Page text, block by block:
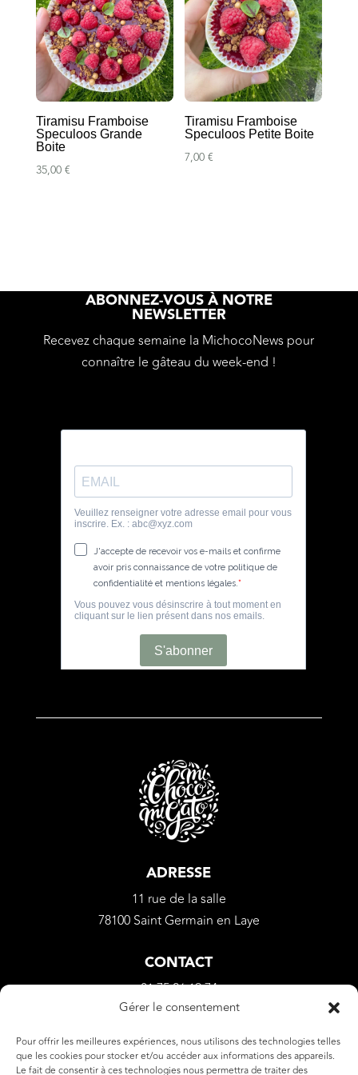
Gérer le consentement
Pour offrir les meilleures expériences, nous utilisons des technologies telles
que les cookies pour stocker et/ou accéder aux informations des appareils.
Le fait de consentir à ces technologies nous permettra de traiter des
Tiramisu Framboise
Speculoos Grande
Boite
35,00€
Tiramisu Framboise
Speculoos Petite Boite
7,00€
ABONNEZ-VOUS À NOTRE
NEWSLETTER
Recevez chaque semaine la MichocoNews pour
connaître le gâteau du week-end !
ADRESSE
11 rue de la salle
78100 Saint Germain en Laye
CONTACT
01 75 26 19 74
apolline@michocomigato.com